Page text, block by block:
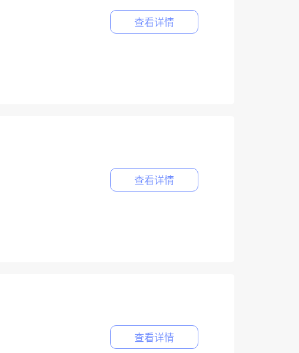
查看详情
查看详情
查看详情